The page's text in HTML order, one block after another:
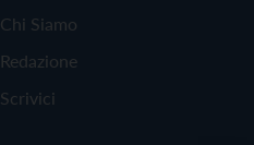
Chi Siamo
Redazione
Scrivici